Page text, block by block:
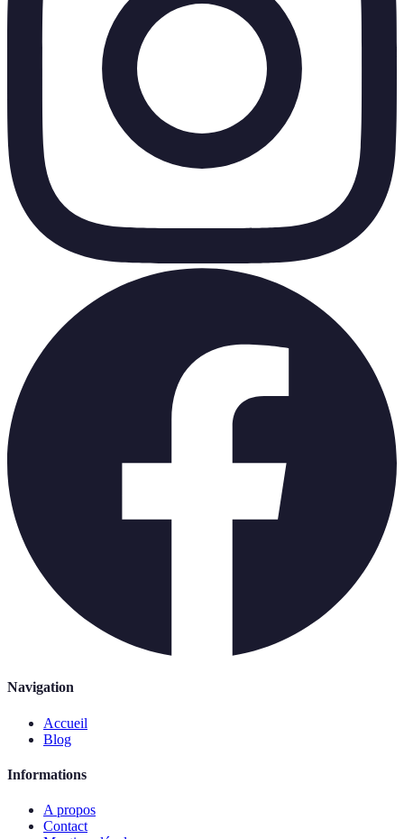
Navigation
Accueil
Blog
Informations
A propos
Contact